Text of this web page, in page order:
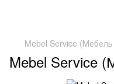
Mebel Service (Мебель
Mebel Service